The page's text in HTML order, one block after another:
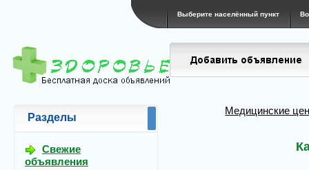
Выберите населённый пункт
Медицинские
Разделы
Свежие
объявления